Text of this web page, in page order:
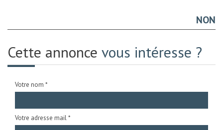
NON
Cette annonce vous intéresse ?
Votre nom *
Votre adresse mail *